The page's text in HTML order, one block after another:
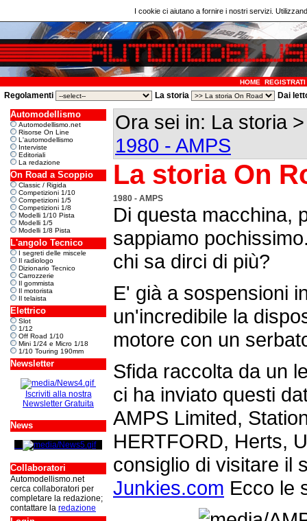
I cookie ci aiutano a fornire i nostri servizi.
HOME REGISTRATI
Regolamenti La storia Dai
Automodellismo
Automodellismo.net
Risorse On Line
L'automodellismo
Interviste
Editoriali
La redazione
On Road a Scoppio
Classic / Rigida
Competizioni 1/10
Competizioni 1/5
Competizioni 1/8
Modelli 1/10 Pista
Modelli 1/5
Modelli 1/8 Pista
L'angolo Tecnico
I segreti delle miscele
Il radiologo
Dizionario Tecnico
Carrozzerie
Il gommista
Il motorista
Il telaista
Elettrico
Slot
1/12
Off Road 1/10
Mini 1/24 e Micro 1/18
1/10 Touring 190mm
Newsletter
Iscriviti alla nostra
Newsletter Gratuita
News
Collaboratori
Automodellismo.net
cerca collaboratori per
completare la redazione;
contattare la redazione
Ora sei in: La storia
1980 - AMPS
La storia On
1980 - AMPS
Di questa macchina,
sappiamo
chi sa dirci di più?
E' già a sospensioni
un'incredibile la
motore con un
Sfida raccolta da un
ci ha inviato questi
AMPS Limited,
HERTFORD, Herts,
consiglio di visitare il
Junkies.com Ecco le